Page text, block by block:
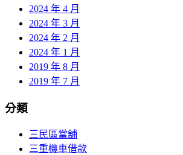
2024 年 4 月
2024 年 3 月
2024 年 2 月
2024 年 1 月
2019 年 8 月
2019 年 7 月
分類
三民區當舖
三重機車借款